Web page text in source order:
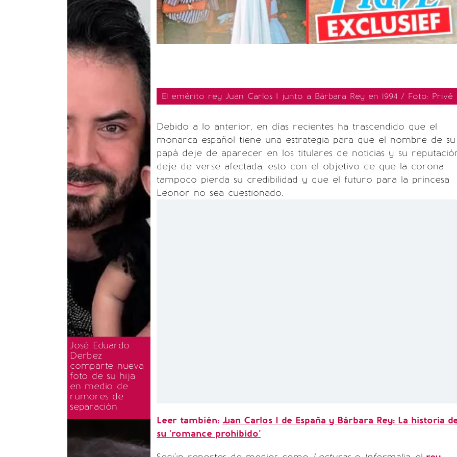
José Eduardo
Derbez
comparte nueva
foto de su hija
en medio de
rumores de
separación
El emérito rey Juan Carlos I junto a Bárbara Rey en 1994 / Foto: Privé
Debido a lo anterior, en días recientes ha trascendido que el
monarca español tiene una estrategia para que el nombre de su
papá deje de aparecer en los titulares de noticias y su
deje de verse afectada, esto con el objetivo de que la corona
tampoco pierda su credibilidad y que el futuro para la princesa
Leonor no sea cuestionado.
Leer también: Juan Carlos I de España y Bárbara Rey: La historia
su 'romance prohibido'